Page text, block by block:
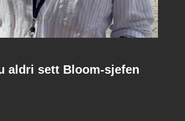
aldri sett Bloom-sjefen